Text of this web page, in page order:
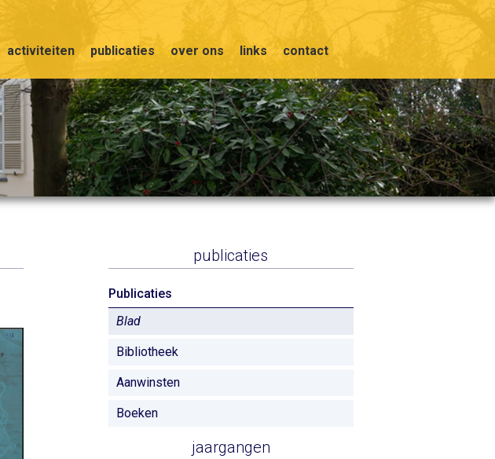
activiteiten publicaties over ons links contact
publicaties
Publicaties
Blad
Bibliotheek
Aanwinsten
Boeken
jaargangen